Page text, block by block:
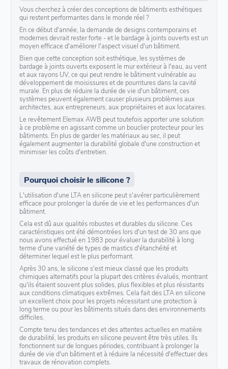
Vous cherchez à créer des conceptions de bâtiments esthétiques
qui restent performantes dans le monde réel ?
En ce début d'année, la demande de designs contemporains et
modernes devrait rester forte - et le bardage à joints ouverts est un
moyen efficace d'améliorer l'aspect visuel d'un bâtiment.
Bien que cette conception soit esthétique, les systèmes de
bardage à joints ouverts exposent le mur extérieur à l'eau, au vent
et aux rayons UV, ce qui peut rendre le bâtiment vulnérable au
développement de moisissures et de pourritures dans la cavité
murale. En plus de réduire la durée de vie d'un bâtiment, ces
systèmes peuvent également causer plusieurs problèmes aux
architectes, aux entrepreneurs, aux propriétaires et aux locataires.
Le revêtement Elemax AWB peut toutefois apporter une solution
à ce problème en agissant comme un bouclier protecteur pour les
bâtiments. En plus de garder les matériaux au sec, il peut
également augmenter la durabilité globale d'une construction et
minimiser les coûts d'entretien.
Pourquoi choisir le silicone ?
L'utilisation d'une LTA en silicone peut s'avérer particulièrement
efficace pour prolonger la durée de vie et les performances d'un
bâtiment.
Cela est dû aux qualités robustes et durables du silicone. Ces
caractéristiques ont été démontrées lors d'un test de 30 ans que
nous avons effectué en 1983 pour évaluer la durabilité à long
terme d'une variété de types de mastics d'étanchéité et
déterminer lequel est le plus performant.
Après 30 ans, le silicone s'est mieux classé que les produits
chimiques alternatifs pour la plupart des critères évalués, montrant
qu'ils étaient souvent plus solides, plus flexibles et plus résistants
aux conditions climatiques extrêmes. Cela fait des LTA en silicone
un excellent choix pour les projets nécessitant une protection à
long terme ou pour les bâtiments situés dans des environnements
difficiles.
Compte tenu des tendances et des attentes actuelles en matière
de durabilité, les produits en silicone peuvent être très utiles. Ils
fonctionnent sur de longues périodes, contribuant à prolonger la
durée de vie d'un bâtiment et à réduire la nécessité d'effectuer des
travaux de rénovation complets.